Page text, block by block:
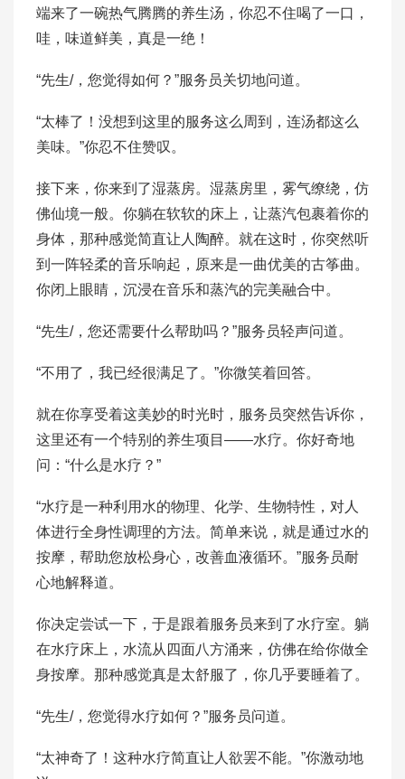
端来了一碗热气腾腾的养生汤，你忍不住喝了一口，
哇，味道鲜美，真是一绝！
“先生/，您觉得如何？”服务员关切地问道。
“太棒了！没想到这里的服务这么周到，连汤都这么
美味。”你忍不住赞叹。
接下来，你来到了湿蒸房。湿蒸房里，雾气缭绕，仿
佛仙境一般。你躺在软软的床上，让蒸汽包裹着你的
身体，那种感觉简直让人陶醉。就在这时，你突然听
到一阵轻柔的音乐响起，原来是一曲优美的古筝曲。
你闭上眼睛，沉浸在音乐和蒸汽的完美融合中。
“先生/，您还需要什么帮助吗？”服务员轻声问道。
“不用了，我已经很满足了。”你微笑着回答。
就在你享受着这美妙的时光时，服务员突然告诉你，
这里还有一个特别的养生项目——水疗。你好奇地
问：“什么是水疗？”
“水疗是一种利用水的物理、化学、生物特性，对人
体进行全身性调理的方法。简单来说，就是通过水的
按摩，帮助您放松身心，改善血液循环。”服务员耐
心地解释道。
你决定尝试一下，于是跟着服务员来到了水疗室。躺
在水疗床上，水流从四面八方涌来，仿佛在给你做全
身按摩。那种感觉真是太舒服了，你几乎要睡着了。
“先生/，您觉得水疗如何？”服务员问道。
“太神奇了！这种水疗简直让人欲罢不能。”你激动地